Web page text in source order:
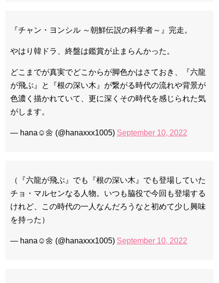
『チャン・ヨンシル ～朝鮮伝説の科学者～』完走。
やはり韓ドラ、終盤は鑑賞が止まらんかった。
どこまでが真実でどこからが脚色かはさておき、『六龍
が飛ぶ』と『根の深い木』が繋がる時代の流れや背景が
色濃く描かれていて、更に深くその時代を感じられた気
がします。
— hana☺︎🌼 (@hanaxxx1005) September 10, 2022
（『六龍が飛ぶ』でも『根の深い木』でも登場していた
チョ・マルセンなる人物。いつも脇役で今回も登場する
けれど、この時代の一人なんだろうなと初めて少し興味
を持った）
— hana☺︎🌼 (@hanaxxx1005) September 10, 2022